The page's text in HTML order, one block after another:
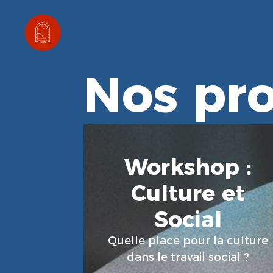
Nos
Workshop :
Culture et
Social
Quelle place pour la culture
dans le travail social ?
En Savoir Plus